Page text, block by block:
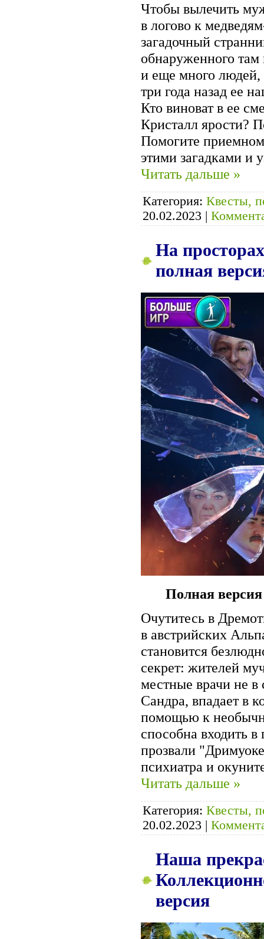
Чтобы вылечить
в логово к
загадочный
обнаруженного
и еще много людей,
три года назад ее
Кто виноват в ее
Кристалл ярости?
Помогите
этими загадками и
Читать дальше »
Категория: Квесты,
20.02.2023 |
На
полная
Полная
Очутитесь в
в австрийских
становится
секрет: жителей
местные врачи не в
Сандра, впадает в
помощью к
способна входить
прозвали
психиатра и
Читать дальше »
Категория: Квесты,
20.02.2023 |
Наша
версия